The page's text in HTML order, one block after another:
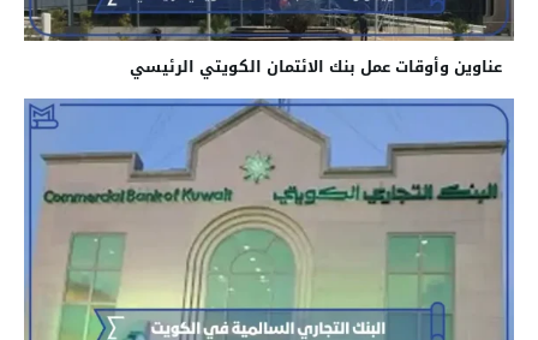
عناوين وأوقات عمل بنك الائتمان الكويتي الرئيسي